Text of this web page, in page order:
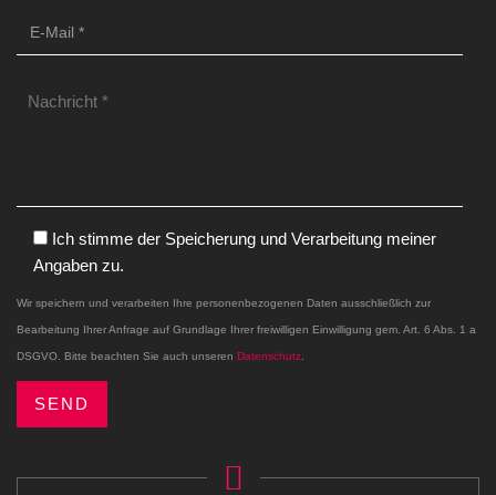
Ich stimme der Speicherung und Verarbeitung meiner
Angaben zu.
Wir speichern und verarbeiten Ihre personenbezogenen Daten ausschließlich zur
Bearbeitung Ihrer Anfrage auf Grundlage Ihrer freiwilligen Einwilligung gem. Art. 6 Abs. 1 a
DSGVO. Bitte beachten Sie auch unseren Datenschutz.